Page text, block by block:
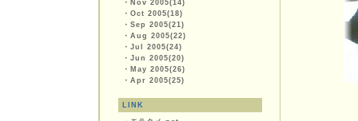
・ Nov 2005(14)
・ Oct 2005(18)
・ Sep 2005(21)
・ Aug 2005(22)
・ Jul 2005(24)
・ Jun 2005(20)
・ May 2005(26)
・ Apr 2005(25)
LINK